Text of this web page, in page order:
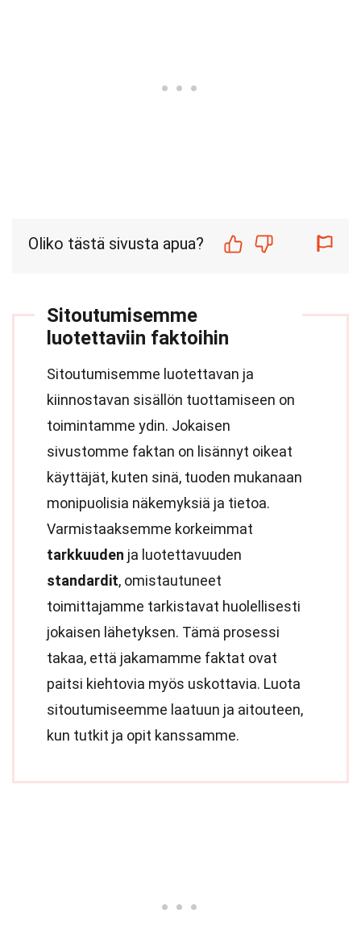
Oliko tästä sivusta apua?
Sitoutumisemme
luotettaviin faktoihin
Sitoutumisemme luotettavan ja
kiinnostavan sisällön tuottamiseen on
toimintamme ydin. Jokaisen
sivustomme faktan on lisännyt oikeat
käyttäjät, kuten sinä, tuoden mukanaan
monipuolisia näkemyksiä ja tietoa.
Varmistaaksemme korkeimmat
tarkkuuden ja luotettavuuden
standardit, omistautuneet
toimittajamme tarkistavat huolellisesti
jokaisen lähetyksen. Tämä prosessi
takaa, että jakamamme faktat ovat
paitsi kiehtovia myös uskottavia. Luota
sitoutumiseemme laatuun ja aitouteen,
kun tutkit ja opit kanssamme.